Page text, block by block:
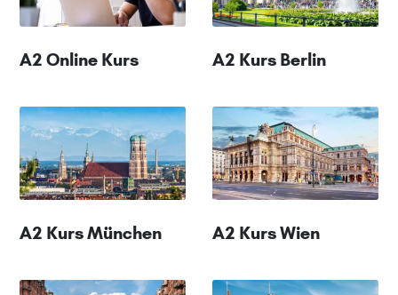
A2 Online Kurs A2 Kurs Berlin
A2 Kurs München A2 Kurs Wien